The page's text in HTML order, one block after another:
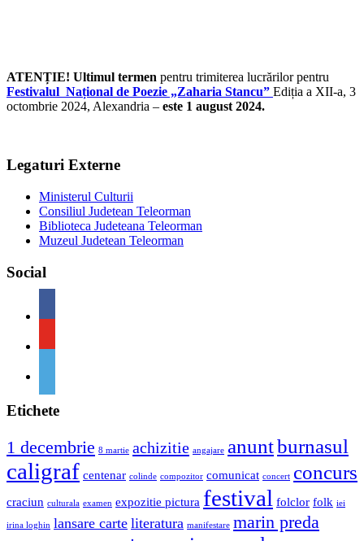
ATENȚIE! Ultimul termen pentru trimiterea lucrărilor pentru
Festivalul Național de Poezie „Zaharia Stancu” Ediția a XII-a, 3
octombrie 2024, Alexandria – este 1 august 2024.
Legaturi Externe
Ministerul Culturii
Consiliul Judetean Teleorman
Biblioteca Judeteana Teleorman
Muzeul Judetean Teleorman
Social
Etichete
1 decembrie 8 martie achizitie angajare anuntburnasul
caligraf centenar colinde compozitor comunicat concert concurs
craciun culturala examen expozitie pictura festival folclor folk iei
irina loghin lansare carte literatura manifestare marin preda